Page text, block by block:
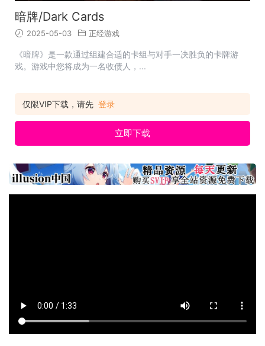
暗牌/Dark Cards
2025-05-03 正经游戏
《暗牌》是一款通过组建合适的卡组与对手一决胜负的卡牌游
戏。游戏中您将成为一名收债人，...
仅限VIP下载，请先 登录
立即下载